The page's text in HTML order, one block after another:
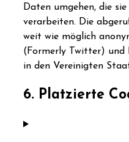
Daten umgehen, die
verarbeiten. Die
weit wie möglich
(Formerly Twitter) und
in den Vereinigten
6. Platzierte